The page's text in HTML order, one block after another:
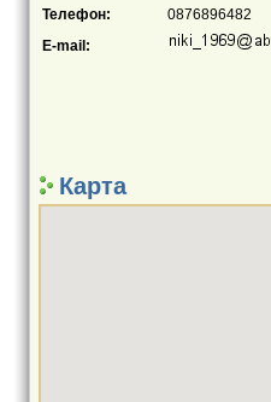
Телефон:
0876896482
E-mail:
Карта